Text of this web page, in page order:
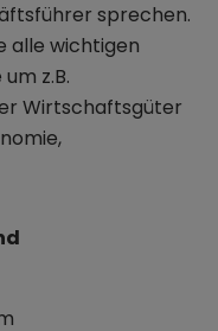
sprechen.
alle wichtigen
z.B.
Wirtschaftsgüter